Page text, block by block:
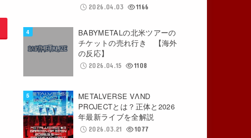
2026.04.03 1166
BABYMETALの北米ツアーの
チケットの売れ行き 【海外
の反応】
2026.04.15 1108
METALVERSE VΛND
PROJECTとは？正体と2026
年最新ライブを全解説
2026.03.21 1077